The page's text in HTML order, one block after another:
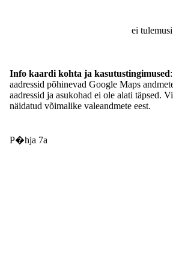
ei
Info kaardi kohta ja kasutustingimused
aadressid põhinevad Google Maps
aadressid ja asukohad ei ole alati täpsed.
näidatud võimalike valeandmete eest.
P�hja 7a